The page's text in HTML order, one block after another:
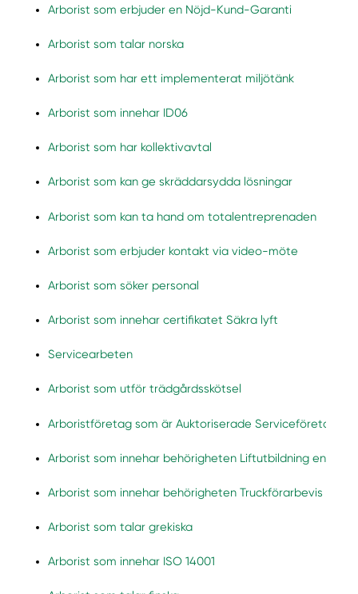
Arborist som erbjuder en Nöjd-Kund-Garanti
Arborist som talar norska
Arborist som har ett implementerat miljötänk
Arborist som innehar ID06
Arborist som har kollektivavtal
Arborist som kan ge skräddarsydda lösningar
Arborist som kan ta hand om totalentreprenaden
Arborist som erbjuder kontakt via video-möte
Arborist som söker personal
Arborist som innehar certifikatet Säkra lyft
Servicearbeten
Arborist som utför trädgårdsskötsel
Arboristföretag som är Auktoriserade Serviceföretag
Arborist som innehar behörigheten Liftutbildning enligt
Arborist som innehar behörigheten Truckförarbevis via
Arborist som talar grekiska
Arborist som innehar ISO 14001